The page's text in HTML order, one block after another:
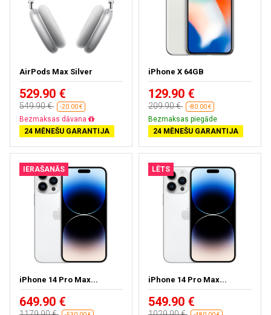
AirPods Max Silver
529.90 €
549.90 € -20.00 €
Bezmaksas dāvana
24 MĒNEŠU GARANTIJA
iPhone X 64GB
129.90 €
209.90 € -80.00 €
Bezmaksas piegāde
24 MĒNEŠU GARANTIJA
IERAŠANĀS
iPhone 14 Pro Max...
649.90 €
LĒTS
iPhone 14 Pro Max...
549.90 €